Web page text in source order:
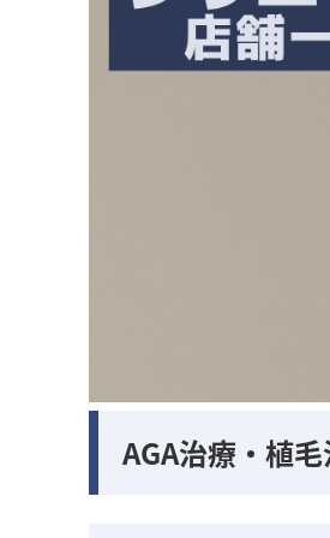
AGA治療・植